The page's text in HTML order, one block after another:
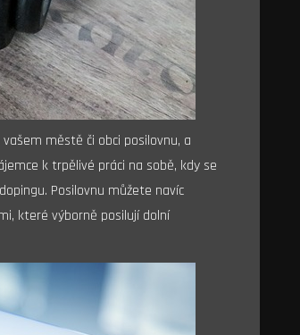
městě či obci posilovnu, a
k trpělivé práci na sobě, kdy se
Posilovnu můžete navíc
které výborně posilují dolní